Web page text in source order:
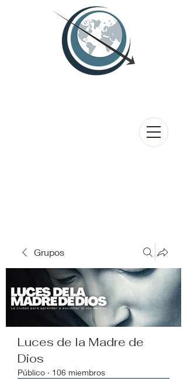
Grupos
Luces de la Madre de
Dios
Público · 106 miembros